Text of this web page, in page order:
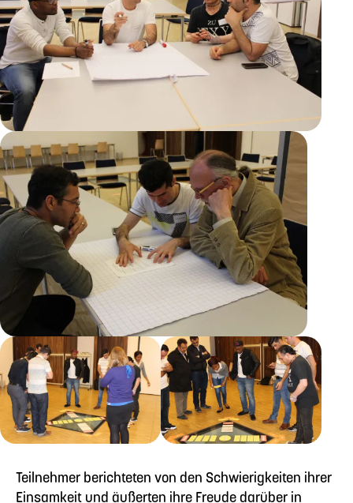
Teilnehmer berichteten von den Schwierigkeiten ihrer
Einsamkeit und äußerten ihre Freude darüber in